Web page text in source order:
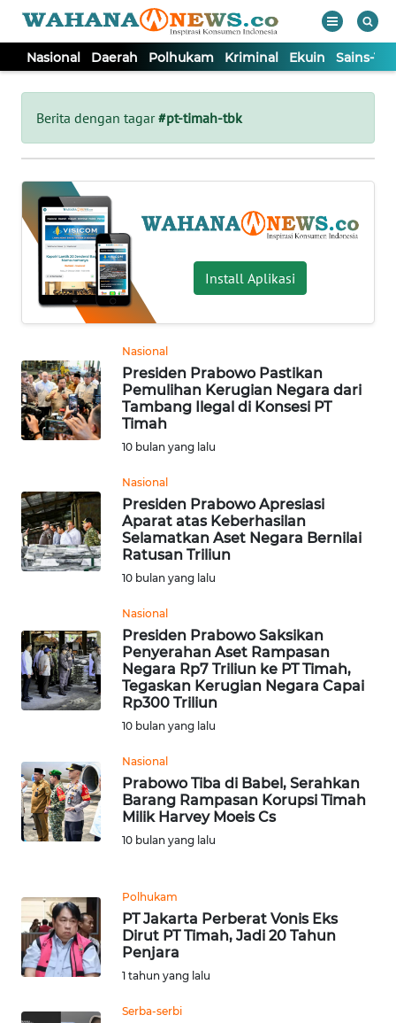
Nasional Daerah Polhukam Kriminal Ekuin Sains-
Berita dengan tagar#pt-timah-tbk
Install Aplikasi
Nasional
Presiden Prabowo Pastikan
Pemulihan Kerugian Negara dari
Tambang Ilegal di Konsesi PT
Timah
10 bulan yang lalu
Nasional
Presiden Prabowo Apresiasi
Aparat atas Keberhasilan
Selamatkan Aset Negara Bernilai
Ratusan Triliun
10 bulan yang lalu
Nasional
Presiden Prabowo Saksikan
Penyerahan Aset Rampasan
Negara Rp7 Triliun ke PT Timah,
Tegaskan Kerugian Negara Capai
Rp300 Triliun
10 bulan yang lalu
Nasional
Prabowo Tiba di Babel, Serahkan
Barang Rampasan Korupsi Timah
Milik Harvey Moeis Cs
10 bulan yang lalu
Polhukam
PT Jakarta Perberat Vonis Eks
Dirut PT Timah, Jadi 20 Tahun
Penjara
1 tahun yang lalu
Serba-serbi
Tutup
NASIONAL
DAERAH
POLHUKAM
KRIMINAL
EKUIN
SAINS-TEKNO
INTERNASIONAL
SERBA-SERBI
OLAHRAGA
OPINI
Informasi
INDEKS
KONTAK
KAMI
INFO